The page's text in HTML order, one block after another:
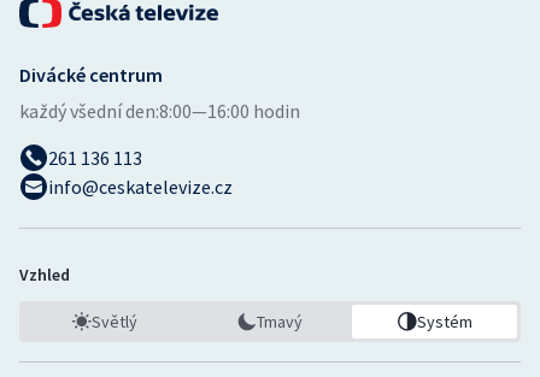
Divácké centrum
každý všední den:8:00—16:00 hodin
261 136 113
info@ceskatelevize.cz
Vzhled
Světlý Tmavý Systém